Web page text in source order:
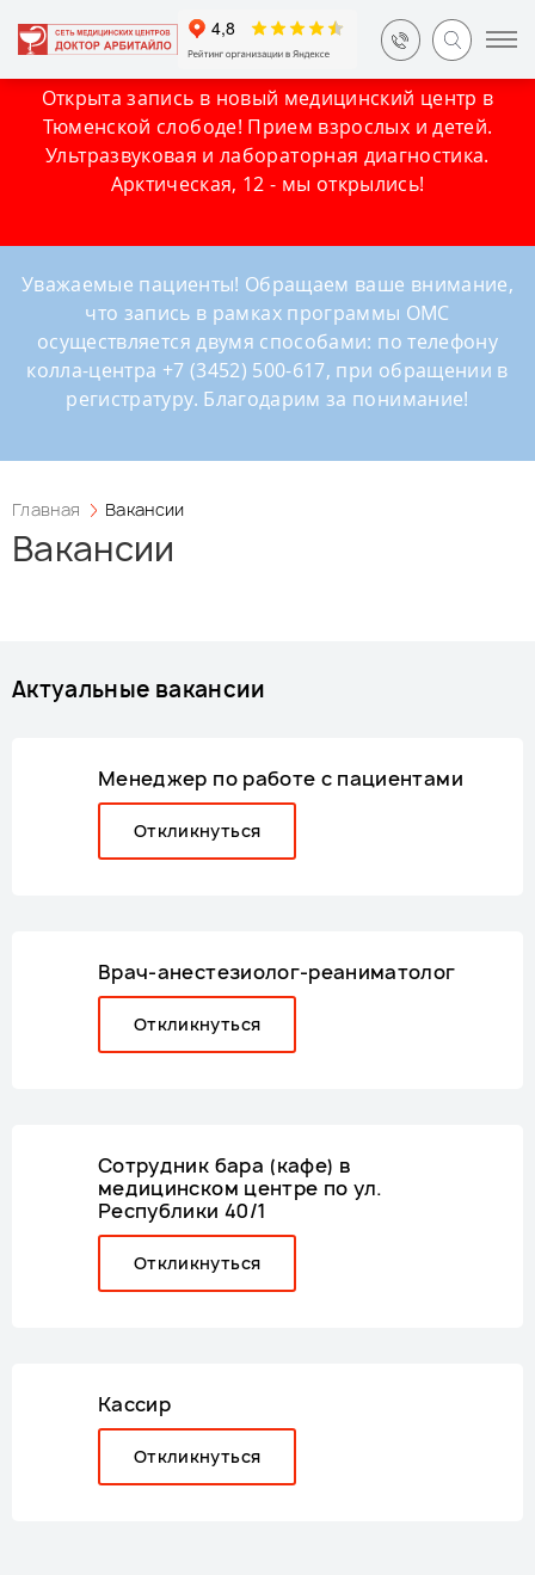
Открыта запись в новый медицинский центр в
Тюменской слободе! Прием взрослых и детей.
Ультразвуковая и лабораторная диагностика.
Арктическая, 12 - мы открылись!
Уважаемые пациенты! Обращаем ваше внимание,
что запись в рамках программы ОМС
осуществляется двумя способами: по телефону
колла-центра +7 (3452) 500-617, при обращении в
регистратуру. Благодарим за понимание!
Главная Вакансии
Вакансии
Актуальные вакансии
Менеджер по работе с пациентами
Откликнуться
Врач-анестезиолог-реаниматолог
Откликнуться
Сотрудник бара (кафе) в
медицинском центре по ул.
Республики 40/1
Откликнуться
Кассир
Откликнуться